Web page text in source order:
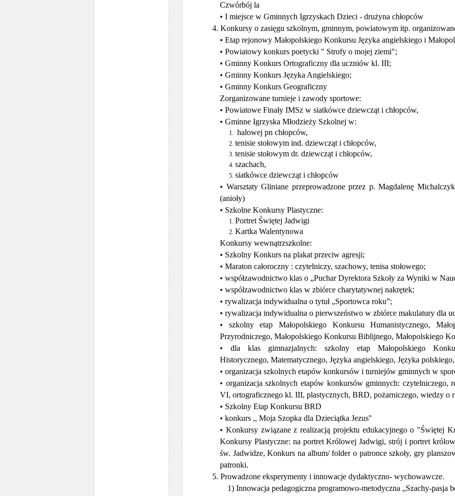
Czwórbój la
• I miejsce w Gminnych Igrzyskach Dzieci - drużyna chłopców
4. Konkursy o zasięgu szkolnym, gminnym, powiatowym itp.
• Etap rejonowy Małopolskiego Konkursu Języka angielskiego i
• Powiatowy konkurs poetycki " Strofy o mojej ziemi";
• Gminny Konkurs Ortograficzny dla uczniów kl. III;
• Gminny Konkurs Języka Angielskiego;
• Gminny Konkurs Geograficzny
Zorganizowane turnieje i zawody sportowe:
• Powiatowe Finały IMSz w siatkówce dziewcząt i chłopców,
• Gminne Igrzyska Młodzieży Szkolnej w:
halowej pn chłopców,
tenisie stołowym ind. dziewcząt i chłopców,
tenisie stołowym dr. dziewcząt i chłopców,
szachach,
siatkówce dziewcząt i chłopców
• Warsztaty Gliniane przeprowadzone przez p. Magdalenę
(anioły)
• Szkolne Konkursy Plastyczne:
Portret Świętej Jadwigi
Kartka Walentynowa
Konkursy wewnątrzszkolne:
• Szkolny Konkurs na plakat przeciw agresji;
• Maraton całoroczny : czytelniczy, szachowy, tenisa stołowego;
• współzawodnictwo klas o „Puchar Dyrektora Szkoły za Wyniki w
• współzawodnictwo klas w zbiórce charytatywnej nakrętek;
• rywalizacja indywidualna o tytuł „Sportowca roku”;
• rywalizacja indywidualna o pierwszeństwo w zbiórce makulatury dla
• szkolny etap Małopolskiego Konkursu Humanistycznego,
Przyrodniczego, Małopolskiego Konkursu Biblijnego, Małopolskiego
• dla klas gimnazjalnych: szkolny etap Małopolskiego
Historycznego, Matematycznego, Języka angielskiego, Języka
• organizacja szkolnych etapów konkursów i turniejów gminnych w
• organizacja szkolnych etapów konkursów gminnych: czytelniczego,
VI, ortograficznego kl. III, plastycznych, BRD, pożarniczego, wiedzy o
• Szkolny Etap Konkursu BRD
• konkurs ,, Moja Szopka dla Dzieciątka Jezus''
• Konkursy związane z realizacją projektu edukacyjnego o "Świętej
Konkursy Plastyczne: na portret Królowej Jadwigi, strój i portret
św. Jadwidze, Konkurs na album/ folder o patronce szkoły, gry
patronki.
5. Prowadzone eksperymenty i innowacje dydaktyczno- wychowawcze.
1) Innowacja pedagogiczna programowo-metodyczna „Szachy-pasja